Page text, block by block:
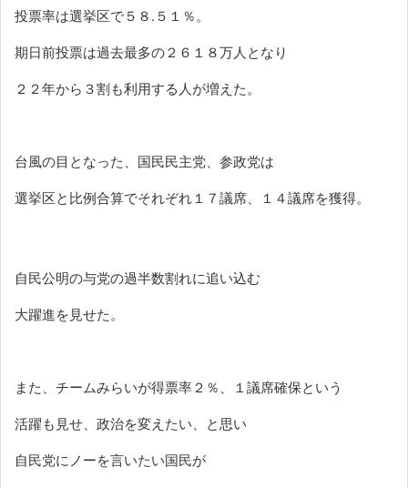
投票率は選挙区で５８ . ５１％。
期日前投票は過去最多の２６１８万人となり
２２年から３割も利用する人が増えた。
台風の目となった、国民民主党、参政党は
選挙区と比例合算でそれぞれ１７議席、１４議席を獲得。
自民公明の与党の過半数割れに追い込む
大躍進を見せた。
また、チームみらいが得票率２％、１議席確保という
活躍も見せ、政治を変えたい、と思い
自民党にノーを言いたい国民が